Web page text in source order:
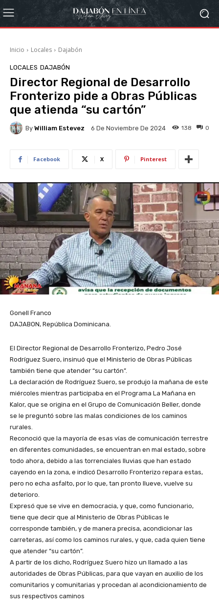
Inicio Locales Dajabón
LOCALES DAJABÓN
Director Regional de Desarrollo
Fronterizo pide a Obras Públicas
que atienda “su cartón”
By William Estevez 6 De Noviembre De 2024 0
138
Facebook X Pinterest
Gonell Franco
DAJABON, República Dominicana.
El Director Regional de Desarrollo Fronterizo, Pedro José
Rodríguez Suero, insinuó que el Ministerio de Obras Públicas
también tiene que atender “su cartón”.
La declaración de Rodríguez Suero, se produjo la mañana de este
miércoles mientras participaba en el Programa La Mañana en
Kalor, que se origina en el Grupo de Comunicación Beller, donde
se le preguntó sobre las malas condiciones de los caminos
rurales.
Reconoció que la mayoría de esas vías de comunicación terrestre
en diferentes comunidades, se encuentran en mal estado, sobre
todo ahora, debido a las torrenciales lluvias que han estado
cayendo en la zona, e indicó Desarrollo Fronterizo repara estas,
pero no echa asfalto, por lo que, tan pronto llueve, vuelve su
deterioro.
Expresó que se vive en democracia, y que, como funcionario,
tiene que decir que al Ministerio de Obras Públicas le
corresponde también, y de manera precisa, acondicionar las
carreteras, así como los caminos rurales, y que, cada quien tiene
que atender “su cartón”.
A partir de los dicho, Rodríguez Suero hizo un llamado a las
autoridades de Obras Públicas, para que vayan en auxilio de los
comunitarios y comunitarias y procedan al acondicionamiento de
sus respectivos caminos